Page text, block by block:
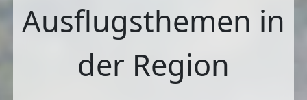
Ausflugsthemen in
der Region